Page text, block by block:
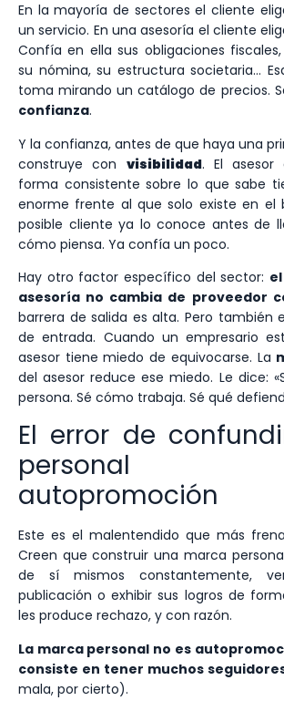
En la mayoría de sectores el cliente
un servicio. En una asesoría el cliente
Confía en ella sus obligaciones
su nómina, su estructura societaria…
toma mirando un catálogo de precios.
confianza.
Y la confianza, antes de que haya una
construye con visibilidad. El asesor
forma consistente sobre lo que sabe
enorme frente al que solo existe en el
posible cliente ya lo conoce antes de
cómo piensa. Ya confía un poco.
Hay otro factor específico del sector:
asesoría no cambia de proveedor
barrera de salida es alta. Pero también
de entrada. Cuando un empresario
asesor tiene miedo de equivocarse. La
del asesor reduce ese miedo. Le dice:
persona. Sé cómo trabaja. Sé qué
El error de
personal
autopromoción
Este es el malentendido que más
Creen que construir una marca
de sí mismos constantemente,
publicación o exhibir sus logros de
les produce rechazo, y con razón.
La marca personal no es
consiste en tener muchos
mala, por cierto).